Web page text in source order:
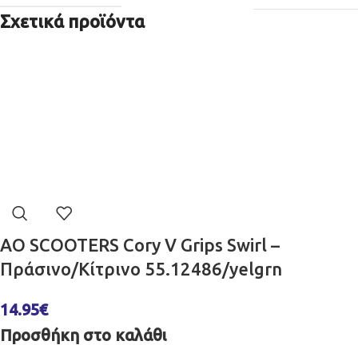
Σχετικά προϊόντα
AO SCOOTERS Cory V Grips Swirl –
Πράσινο/Κίτρινο 55.12486/yelgrn
14.95€
Προσθήκη στο καλάθι